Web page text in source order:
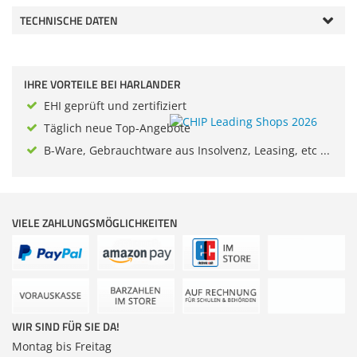
TECHNISCHE DATEN
IHRE VORTEILE BEI HARLANDER
EHI geprüft und zertifiziert
Täglich neue Top-Angebote
B-Ware, Gebrauchtware aus Insolvenz, Leasing, etc ...
VIELE ZAHLUNGSMÖGLICHKEITEN
WIR SIND FÜR SIE DA!
Montag bis Freitag